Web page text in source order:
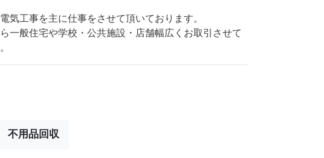
気工事を主に仕事をさせて頂いております。
一般住宅や学校・公共施設・店舗幅広くお取引させて
不用品回収